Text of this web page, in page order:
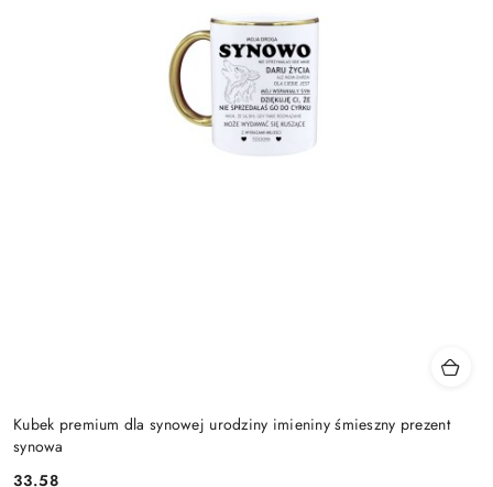
Kubek premium dla synowej urodziny imieniny śmieszny prezent
synowa
33.58